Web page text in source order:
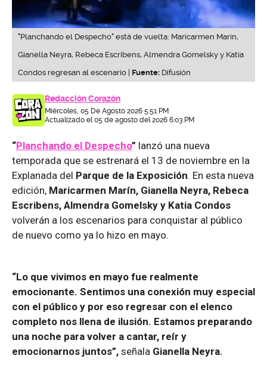
"Planchando el Despecho" está de vuelta: Maricarmen Marín,
Gianella Neyra, Rebeca Escribens, Almendra Gomelsky y Katia
Condos regresan al escenario | Fuente: Difusión
Redacción Corazón
Miércoles, 05 De Agosto 2026 5:51 PM
Actualizado el 05 de agosto del 2026 6:03 PM
“Planchando el Despecho” lanzó una nueva
temporada que se estrenará el 13 de noviembre en la
Explanada del Parque de la Exposición. En esta nueva
edición, Maricarmen Marín, Gianella Neyra, Rebeca
Escribens, Almendra Gomelsky y Katia Condos
volverán a los escenarios para conquistar al público
de nuevo como ya lo hizo en mayo.
“Lo que vivimos en mayo fue realmente
emocionante. Sentimos una conexión muy especial
con el público y por eso regresar con el elenco
completo nos llena de ilusión. Estamos preparando
una noche para volver a cantar, reír y
emocionarnos juntos”, señala Gianella Neyra.